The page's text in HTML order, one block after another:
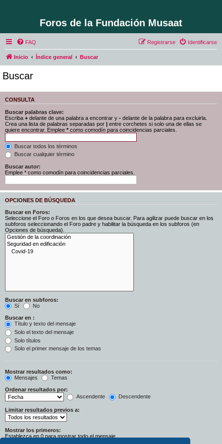
Foros de la Fundación Musaat
FAQ Identificarse
Registrarse
Inicio Índice general Buscar
Buscar
CONSULTA
Buscar palabras clave:
Escriba + delante de una palabra a encontrar y - delante de la palabra para excluirla.
Crea una lista de palabras separadas por | entre corchetes si solo una de ellas se
quiere encontrar. Emplee * como comodín para coincidencias parciales.
Buscar todos los términos
Buscar cualquier término
Buscar autor:
Emplee * como comodín para coincidencias parciales.
OPCIONES DE BÚSQUEDA
Buscar en Foros:
Seleccione el Foro o Foros en los que desea buscar. Para agilizar puede buscar en los
subforos seleccionando el Foro padre y habilitar la búsqueda en los subforos (en
Opciones de búsqueda).
Buscar en subforos:
Sí
No
Buscar en :
Título y texto del mensaje
Solo el texto del mensaje
Solo títulos
Solo el primer mensaje de los temas
Mostrar resultados como:
Mensajes
Temas
Ordenar resultados por:
Ascendente
Descendente
Limitar resultados previos a:
Mostrar los primeros:
Establezca en 0 para mostrar todo el mensaje.